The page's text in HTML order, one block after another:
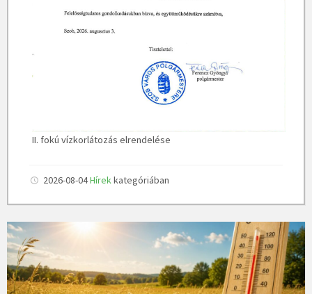
II. fokú vízkorlátozás elrendelése
2026-08-04Hírekkategóriában